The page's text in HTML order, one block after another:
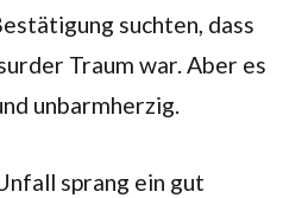
suchten, dass
Traum war. Aber es
unbarmherzig.
sprang ein gut